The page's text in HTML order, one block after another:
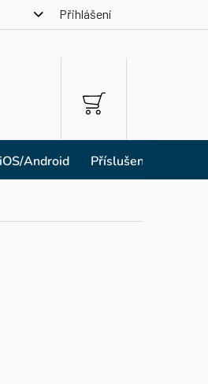
Přihlášení
NÁKUPNÍ
KOŠÍK
iOS/Android Příslušenství